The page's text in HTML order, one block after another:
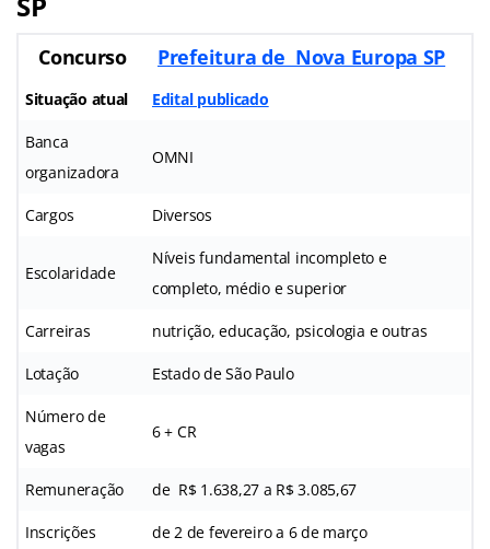
Concurso Prefeitura de Nova Europa SP
Situação atual Edital publicado
Banca
organizadora
OMNI
Cargos Diversos
Escolaridade
Níveis fundamental incompleto e
completo, médio e superior
Carreiras nutrição, educação, psicologia e outras
Lotação Estado de São Paulo
Número de
vagas
6 + CR
Remuneração de R$ 1.638,27 a R$ 3.085,67
Inscrições de 2 de fevereiro a 6 de março